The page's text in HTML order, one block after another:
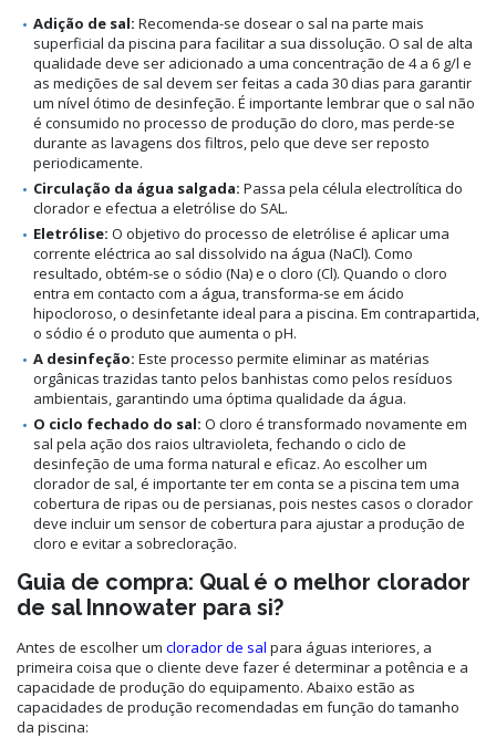
Adição de sal: Recomenda-se dosear o sal na parte mais
superficial da piscina para facilitar a sua dissolução. O sal de alta
qualidade deve ser adicionado a uma concentração de 4 a 6 g/l e
as medições de sal devem ser feitas a cada 30 dias para garantir
um nível ótimo de desinfeção. É importante lembrar que o sal não
é consumido no processo de produção do cloro, mas perde-se
durante as lavagens dos filtros, pelo que deve ser reposto
periodicamente.
Circulação da água salgada: Passa pela célula electrolítica do
clorador e efectua a eletrólise do SAL.
Eletrólise: O objetivo do processo de eletrólise é aplicar uma
corrente eléctrica ao sal dissolvido na água (NaCl). Como
resultado, obtém-se o sódio (Na) e o cloro (Cl). Quando o cloro
entra em contacto com a água, transforma-se em ácido
hipocloroso, o desinfetante ideal para a piscina. Em contrapartida,
o sódio é o produto que aumenta o pH.
A desinfeção: Este processo permite eliminar as matérias
orgânicas trazidas tanto pelos banhistas como pelos resíduos
ambientais, garantindo uma óptima qualidade da água.
O ciclo fechado do sal: O cloro é transformado novamente em
sal pela ação dos raios ultravioleta, fechando o ciclo de
desinfeção de uma forma natural e eficaz. Ao escolher um
clorador de sal, é importante ter em conta se a piscina tem uma
cobertura de ripas ou de persianas, pois nestes casos o clorador
deve incluir um sensor de cobertura para ajustar a produção de
cloro e evitar a sobrecloração.
Guia de compra: Qual é o melhor clorador
de sal Innowater para si?
Antes de escolher um clorador de sal para águas interiores, a
primeira coisa que o cliente deve fazer é determinar a potência e a
capacidade de produção do equipamento. Abaixo estão as
capacidades de produção recomendadas em função do tamanho
da piscina: